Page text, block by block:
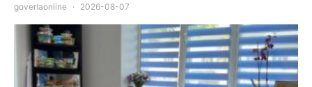
goverlaonline 2026-08-07